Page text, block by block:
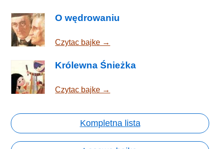
O wędrowaniu
Czytac bajke →
Królewna Śnieżka
Czytac bajke →
Kompletna lista